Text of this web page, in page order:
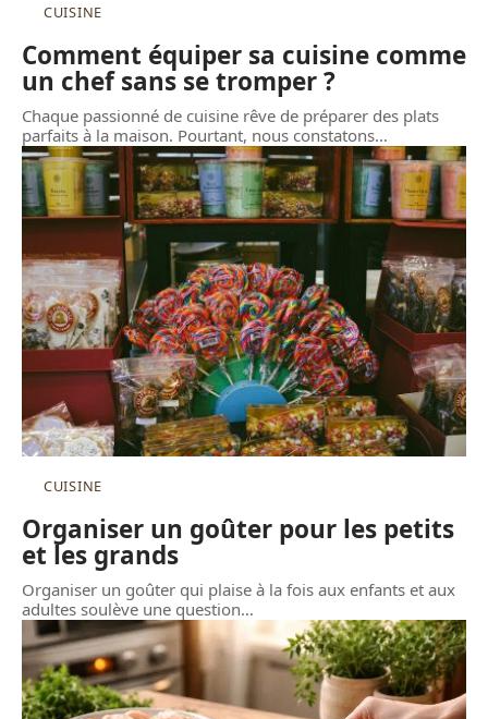
CUISINE
Comment équiper sa cuisine comme
un chef sans se tromper ?
Chaque passionné de cuisine rêve de préparer des plats
parfaits à la maison. Pourtant, nous constatons…
CUISINE
Organiser un goûter pour les petits
et les grands
Organiser un goûter qui plaise à la fois aux enfants et aux
adultes soulève une question…